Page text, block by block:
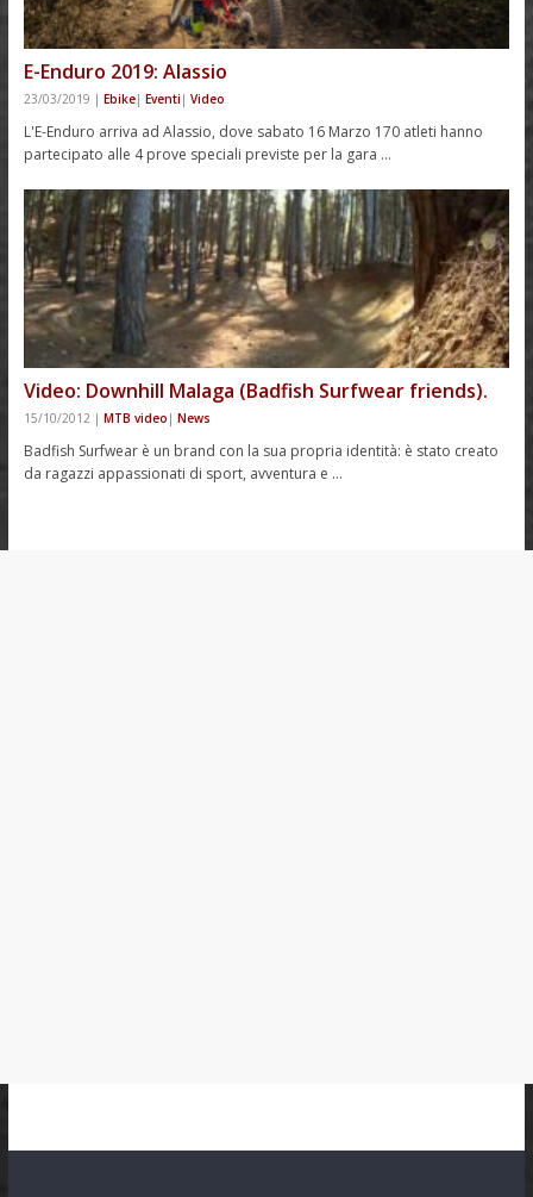
E-Enduro 2019: Alassio
23/03/2019 | Ebike| Eventi | Video
L'E-Enduro arriva ad Alassio, dove sabato 16 Marzo 170 atleti hanno
partecipato alle 4 prove speciali previste per la gara …
Video: Downhill Malaga (Badfish Surfwear friends).
15/10/2012 | MTB video | News
Badfish Surfwear è un brand con la sua propria identità: è stato creato
da ragazzi appassionati di sport, avventura e …